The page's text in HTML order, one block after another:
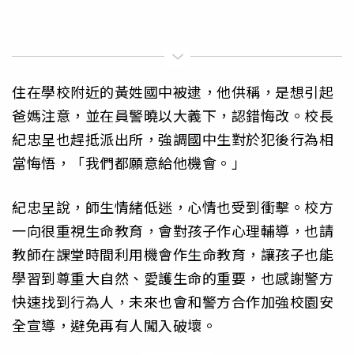
住在學校附近的黃姓國中被逮，他供稱，是想引起
爸媽注意，並在員警曉以大義下，認錯悔改。校長
紀忠呈也趕抵派出所，強調國中生對於犯後行為相
當悔悟，「我們都願意給他機會。」
紀忠呈說，師生情緒低迷，心情也受到衝擊。校方
一向很重視生命教育，會對孩子作心理輔導，也請
教師在課堂時間利用機會作生命教育，讓孩子也能
學習到尊重大自然、愛護生命的重要，也感謝警方
快速找到行為人，未來也會和警方合作加強校園安
全宣導，避免再有人闖入破壞。